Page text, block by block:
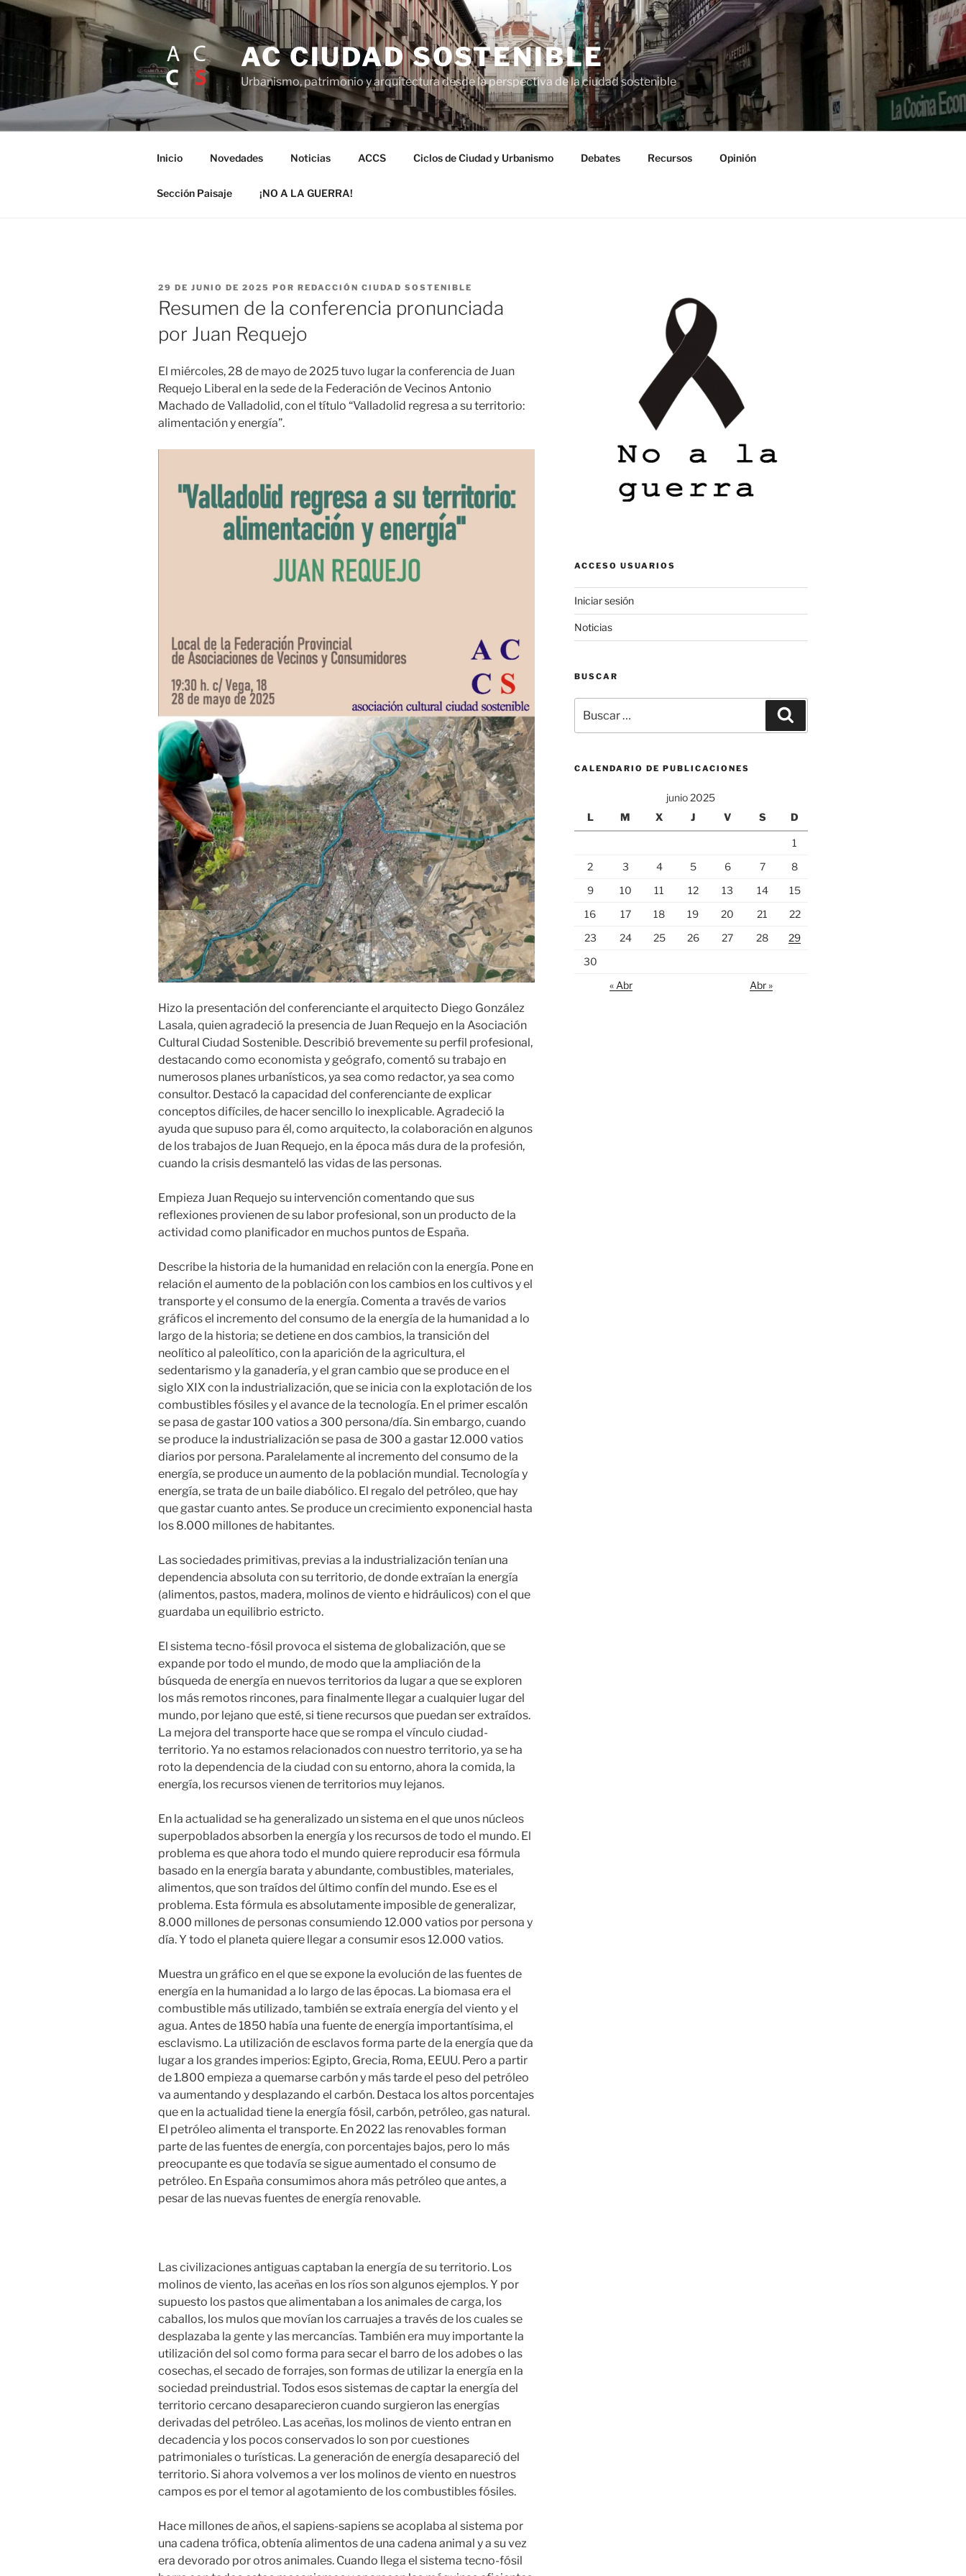
Saltar
AC CIUDAD SOSTENIBLE
Urbanismo, patrimonio y arquitectura desde la perspectiva de la ciudad sostenible
Inicio Novedades Noticias ACCS Ciclos de Ciudad y Urbanismo Debates Recursos Opinión
Sección Paisaje ¡NO A LA GUERRA!
PUBLICADO
EL
29 DE JUNIO DE 2025 POR REDACCIÓN CIUDAD SOSTENIBLE
Resumen de la conferencia pronunciada
por Juan Requejo
El miércoles, 28 de mayo de 2025 tuvo lugar la conferencia de Juan
Requejo Liberal en la sede de la Federación de Vecinos Antonio
Machado de Valladolid, con el título “Valladolid regresa a su territorio:
alimentación y energía”.
Hizo la presentación del conferenciante el arquitecto Diego González
Lasala, quien agradeció la presencia de Juan Requejo en la Asociación
Cultural Ciudad Sostenible. Describió brevemente su perfil profesional,
destacando como economista y geógrafo, comentó su trabajo en
numerosos planes urbanísticos, ya sea como redactor, ya sea como
consultor. Destacó la capacidad del conferenciante de explicar
conceptos difíciles, de hacer sencillo lo inexplicable. Agradeció la
ayuda que supuso para él, como arquitecto, la colaboración en algunos
de los trabajos de Juan Requejo, en la época más dura de la profesión,
cuando la crisis desmanteló las vidas de las personas.
Empieza Juan Requejo su intervención comentando que sus
reflexiones provienen de su labor profesional, son un producto de la
actividad como planificador en muchos puntos de España.
Describe la historia de la humanidad en relación con la energía. Pone en
relación el aumento de la población con los cambios en los cultivos y el
transporte y el consumo de la energía. Comenta a través de varios
gráficos el incremento del consumo de la energía de la humanidad a lo
largo de la historia; se detiene en dos cambios, la transición del
neolítico al paleolítico, con la aparición de la agricultura, el
sedentarismo y la ganadería, y el gran cambio que se produce en el
siglo XIX con la industrialización, que se inicia con la explotación de los
combustibles fósiles y el avance de la tecnología. En el primer escalón
se pasa de gastar 100 vatios a 300 persona/día. Sin embargo, cuando
se produce la industrialización se pasa de 300 a gastar 12.000 vatios
diarios por persona. Paralelamente al incremento del consumo de la
energía, se produce un aumento de la población mundial. Tecnología y
energía, se trata de un baile diabólico. El regalo del petróleo, que hay
que gastar cuanto antes. Se produce un crecimiento exponencial hasta
los 8.000 millones de habitantes.
Las sociedades primitivas, previas a la industrialización tenían una
dependencia absoluta con su territorio, de donde extraían la energía
(alimentos, pastos, madera, molinos de viento e hidráulicos) con el que
guardaba un equilibrio estricto.
El sistema tecno-fósil provoca el sistema de globalización, que se
expande por todo el mundo, de modo que la ampliación de la
búsqueda de energía en nuevos territorios da lugar a que se exploren
los más remotos rincones, para finalmente llegar a cualquier lugar del
mundo, por lejano que esté, si tiene recursos que puedan ser extraídos.
La mejora del transporte hace que se rompa el vínculo ciudad-
territorio. Ya no estamos relacionados con nuestro territorio, ya se ha
roto la dependencia de la ciudad con su entorno, ahora la comida, la
energía, los recursos vienen de territorios muy lejanos.
En la actualidad se ha generalizado un sistema en el que unos núcleos
superpoblados absorben la energía y los recursos de todo el mundo. El
problema es que ahora todo el mundo quiere reproducir esa fórmula
basado en la energía barata y abundante, combustibles, materiales,
alimentos, que son traídos del último confín del mundo. Ese es el
problema. Esta fórmula es absolutamente imposible de generalizar,
8.000 millones de personas consumiendo 12.000 vatios por persona y
día. Y todo el planeta quiere llegar a consumir esos 12.000 vatios.
Muestra un gráfico en el que se expone la evolución de las fuentes de
energía en la humanidad a lo largo de las épocas. La biomasa era el
combustible más utilizado, también se extraía energía del viento y el
agua. Antes de 1850 había una fuente de energía importantísima, el
esclavismo. La utilización de esclavos forma parte de la energía que da
lugar a los grandes imperios: Egipto, Grecia, Roma, EEUU. Pero a partir
de 1.800 empieza a quemarse carbón y más tarde el peso del petróleo
va aumentando y desplazando el carbón. Destaca los altos porcentajes
que en la actualidad tiene la energía fósil, carbón, petróleo, gas natural.
El petróleo alimenta el transporte. En 2022 las renovables forman
parte de las fuentes de energía, con porcentajes bajos, pero lo más
preocupante es que todavía se sigue aumentado el consumo de
petróleo. En España consumimos ahora más petróleo que antes, a
pesar de las nuevas fuentes de energía renovable.
Las civilizaciones antiguas captaban la energía de su territorio. Los
molinos de viento, las aceñas en los ríos son algunos ejemplos. Y por
supuesto los pastos que alimentaban a los animales de carga, los
caballos, los mulos que movían los carruajes a través de los cuales se
desplazaba la gente y las mercancías. También era muy importante la
utilización del sol como forma para secar el barro de los adobes o las
cosechas, el secado de forrajes, son formas de utilizar la energía en la
sociedad preindustrial. Todos esos sistemas de captar la energía del
territorio cercano desaparecieron cuando surgieron las energías
derivadas del petróleo. Las aceñas, los molinos de viento entran en
decadencia y los pocos conservados lo son por cuestiones
patrimoniales o turísticas. La generación de energía desapareció del
territorio. Si ahora volvemos a ver los molinos de viento en nuestros
campos es por el temor al agotamiento de los combustibles fósiles.
Hace millones de años, el sapiens-sapiens se acoplaba al sistema por
una cadena trófica, obtenía alimentos de una cadena animal y a su vez
era devorado por otros animales. Cuando llega el sistema tecno-fósil
ACCESO USUARIOS
Iniciar sesión
Noticias
BUSCAR
por:
CALENDARIO DE PUBLICACIONES
junio 2025
L
M X J V S D
1
2
3 4 5 6 7
8
9
10 11 12 13 14
15
16
17 18 19 20 21
22
23
24 25 26 27 28
29
30
« Abr
Abr »